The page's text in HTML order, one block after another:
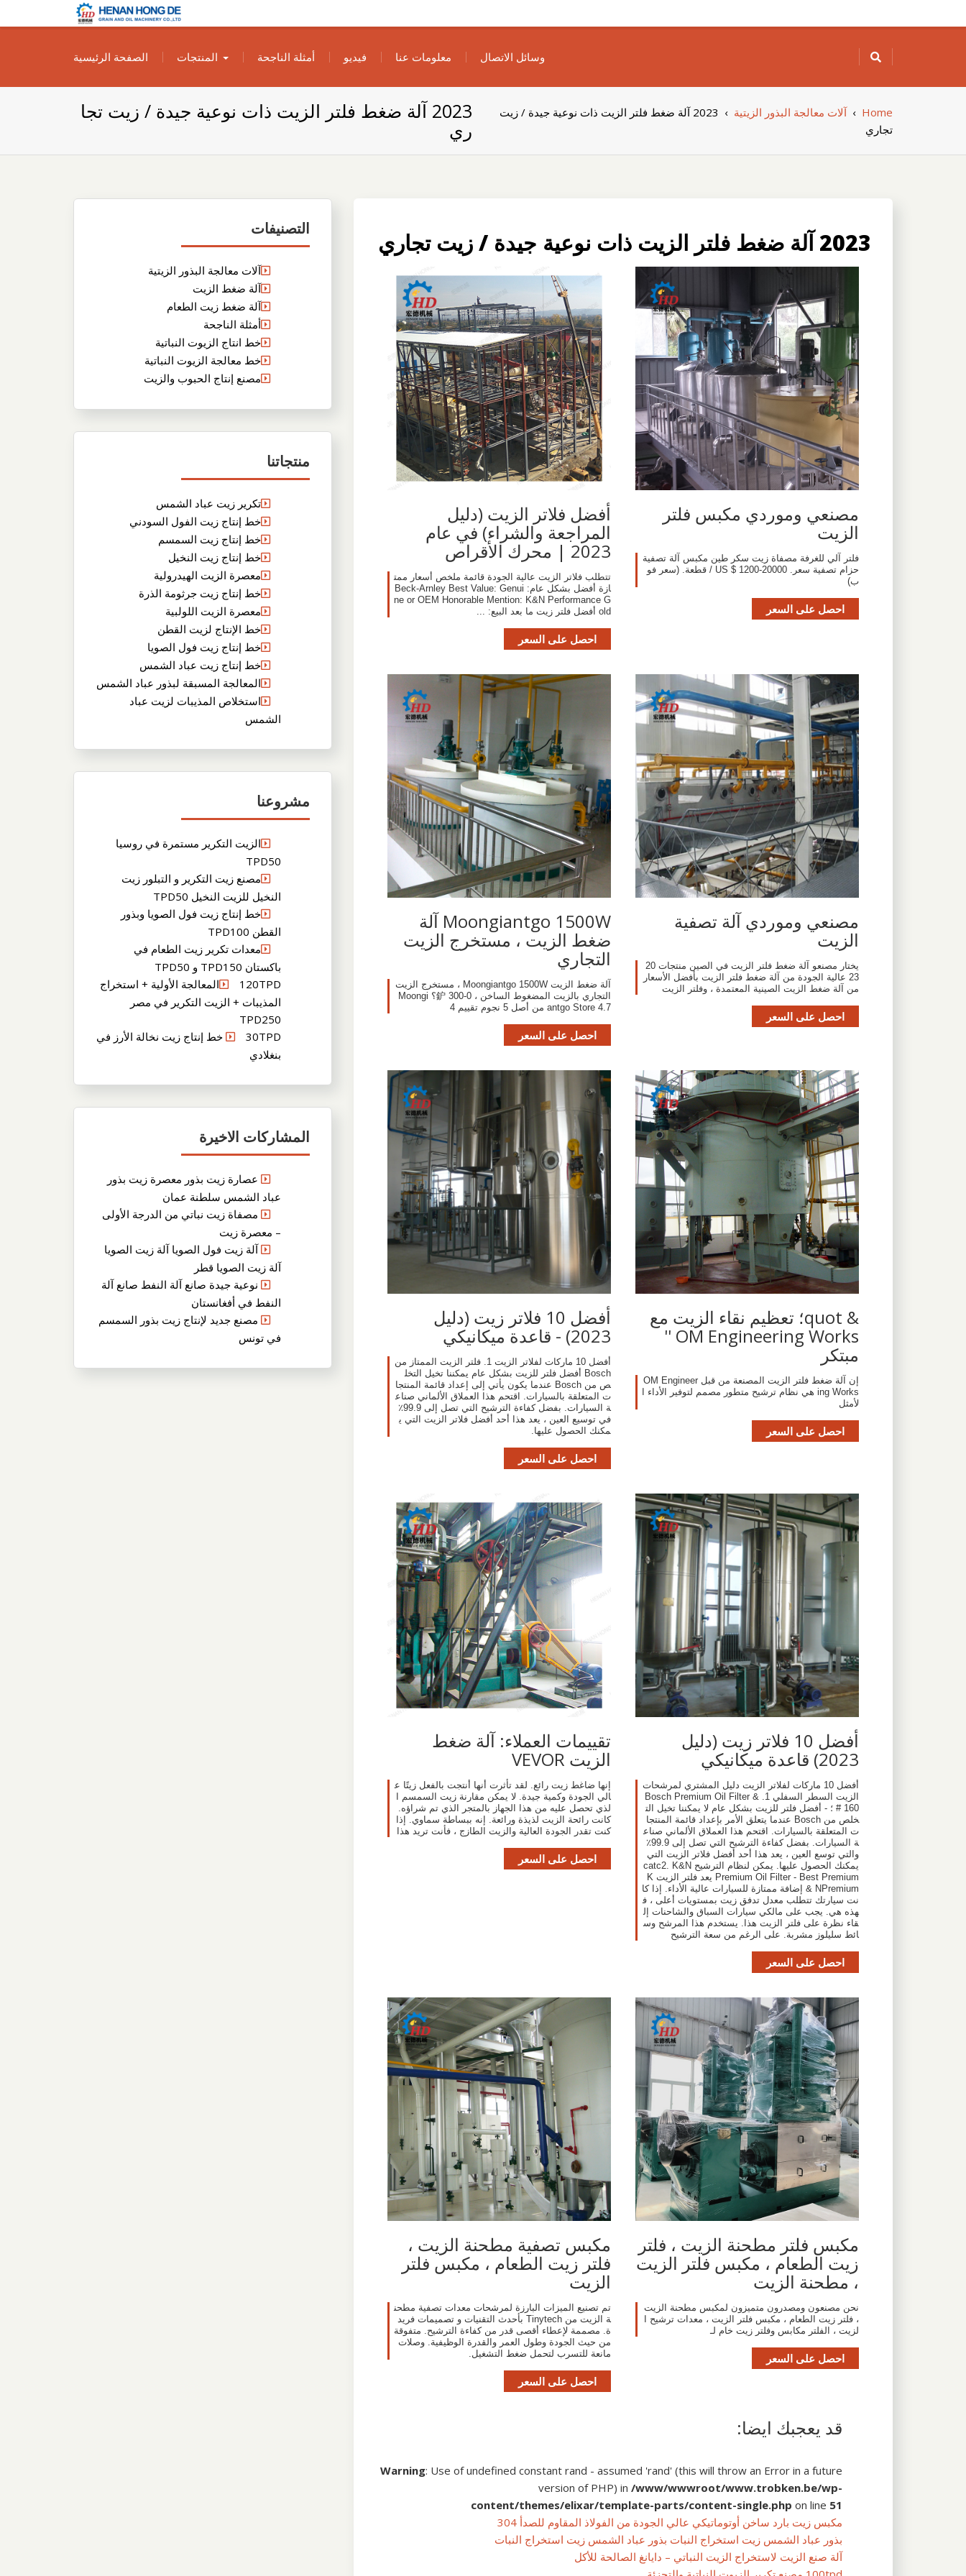
to
الزيوت النباتية
الخاص بك
الصفحة الرئيسية
المنتجات أمثلة الناجحة فيديو معلومات عنا وسائل الاتصال
2023 آلة ضغط فلتر الزيت ذات نوعية جيدة / زيت تجا
ري
Home
›آلات معالجة البذور الزيتية ›
2023 آلة ضغط فلتر الزيت ذات نوعية جيدة / زيت
تجاري
التصنيفات
آلات معالجة البذور الزيتية
آلة ضغط الزيت
آلة ضغط زيت الطعام
أمثلة الناجحة
خط انتاج الزيوت النباتية
خط معالجة الزيوت النباتية
مصنع إنتاج الحبوب والزيت
منتجاتنا
تكرير زيت عباد الشمس
خط إنتاج زيت الفول السودني
خط إنتاج زيت السمسم
خط إنتاج زيت النخيل
معصرة الزيت الهيدرولية
خط إنتاج زيت جرثومة الذرة
معصرة الزيت اللولبية
خط الإنتاج لزيت القطن
خط إنتاج زيت فول الصويا
خط إنتاج زيت عباد الشمس
المعالجة المسبقة لبذور عباد الشمس
استخلاص المذيبات لزيت عباد
الشمس
مشروعنا
الزيت التكرير مستمرة في روسيا
TPD50
مصنع زيت التكرير و التبلور زيت
النخيل للزيت النخيل TPD50
خط إنتاج زيت فول الصويا وبذور
القطن TPD100
معدات تكرير زيت الطعام في
باكستان TPD150 و TPD50
120TPDالمعالجة الأولية + استخراج
المذيبات + الزيت التكرير في مصر
TPD250
30TPD خط إنتاج زيت نخالة الأرز في
بنغلادي
المشاركات الاخيرة
عصارة زيت بذور معصرة زيت بذور
عباد الشمس سلطنة عمان
مصفاة زيت نباتي من الدرجة الأولى
– معصرة زيت
آلة زيت فول الصويا آلة زيت الصويا
آلة زيت الصويا قطر
نوعية جيدة صانع آلة النفط صانع آلة
النفط في أفغانستان
مصنع جديد لإنتاج زيت بذور السمسم
في تونس
2023 آلة ضغط فلتر الزيت ذات نوعية جيدة / زيت تجاري
مصنعي وموردي مكبس فلتر
الزيت
فلتر آلي للغرفة مصفاة زيت سكر طين مكبس آلة تصفية
حزام تصفية سعر. US $ 1200-20000 / قطعة. (سعر فو
ب)
احصل على السعر
أفضل فلاتر الزيت (دليل
المراجعة والشراء) في عام
2023 | محرك الأقراص
تتطلب فلاتر الزيت عالية الجودة قائمة ملخص أسعار ممت
ازة أفضل بشكل عام: Beck-Arnley Best Value: Genui
ne or OEM Honorable Mention: K&N Performance G
old أفضل فلتر زيت ما بعد البيع: ...
احصل على السعر
مصنعي وموردي آلة تصفية
الزيت
يختار مصنعو آلة ضغط فلتر الزيت في الصين منتجات 20
23 عالية الجودة من آلة ضغط فلتر الزيت بأفضل الأسعار
من آلة ضغط الزيت الصينية المعتمدة ، وفلتر الزيت
احصل على السعر
Moongiantgo 1500W آلة
ضغط الزيت ، مستخرج الزيت
التجاري
آلة ضغط الزيت Moongiantgo 1500W ، مستخرج الزيت
التجاري بالزيت المضغوط الساخن ، 0-300 鈩؟ Moongi
antgo Store 4.7 من أصل 5 نجوم تقييم 4
احصل على السعر
& quot؛ تعظيم نقاء الزيت مع
OM Engineering Works ''
مبتكر
إن آلة ضغط فلتر الزيت المصنعة من قبل OM Engineer
ing Works هي نظام ترشيح متطور مصمم لتوفير الأداء ا
لأمثل
احصل على السعر
أفضل 10 فلاتر زيت (دليل
2023) - قاعدة ميكانيكي
أفضل 10 ماركات لفلاتر الزيت 1. فلتر الزيت الممتاز من
Bosch أفضل فلتر للزيت بشكل عام يمكننا تخيل التخل
ص من Bosch عندما يكون يأتي إلى إعداد قائمة المنتجا
ت المتعلقة بالسيارات. اقتحم هذا العملاق الألماني صناع
ة السيارات. بفضل كفاءة الترشيح التي تصل إلى 99.9٪
في توسيع العين ، يعد هذا أحد أفضل فلاتر الزيت التي ي
مكنك الحصول عليها.
احصل على السعر
أفضل 10 فلاتر زيت (دليل
2023) قاعدة ميكانيكي
أفضل 10 ماركات لفلاتر الزيت دليل المشتري لمرشحات
الزيت السطر السفلي 1. Bosch Premium Oil Filter &
# 160 ؛ - أفضل فلتر للزيت بشكل عام لا يمكننا تخيل الت
خلص من Bosch عندما يتعلق الأمر بإعداد قائمة المنتجا
ت المتعلقة بالسيارات. اقتحم هذا العملاق الألماني صناع
ة السيارات. بفضل كفاءة الترشيح التي تصل إلى 99.9٪
والتي توسع العين ، يعد هذا أحد أفضل فلاتر الزيت التي
يمكنك الحصول عليها. يمكن لنظام الترشيح catc2. K&N
Premium Oil Filter - Best Premium يعد فلتر الزيت K
& NPremium إضافة ممتازة للسيارات عالية الأداء. إذا كا
نت سيارتك تتطلب معدل تدفق زيت بمستويات أعلى ، ف
هذه هي. يجب على مالكي سيارات السباق والشاحنات إل
قاء نظرة على فلتر الزيت هذا. يستخدم هذا المرشح وس
ائط سليلوز مشربة. على الرغم من سعة الترشيح
احصل على السعر
تقييمات العملاء: آلة ضغط
الزيت VEVOR
إنها ضاغط زيت رائع. لقد تأثرت أنها أنتجت بالفعل زيتًا ع
الي الجودة وكمية جيدة. لا يمكن مقارنة زيت السمسم ا
لذي تحصل عليه من هذا الجهاز بالمتجر الذي تم شراؤه.
كانت رائحة الزيت لذيذة ورائعة. إنه ببساطة سماوي. إذا
كنت تقدر الجودة العالية والزيت الطازج ، فأنت تريد هذا
احصل على السعر
مكبس فلتر مطحنة الزيت ، فلتر
زيت الطعام ، مكبس فلتر الزيت
، مطحنة الزيت
نحن مصنعون ومصدرون متميزون لمكبس مطحنة الزيت
، فلتر زيت الطعام ، مكبس فلتر الزيت ، معدات ترشيح ا
لزيت ، الفلتر مكابس وفلتر زيت خام لـ
احصل على السعر
مكبس تصفية مطحنة الزيت ،
فلتر زيت الطعام ، مكبس فلتر
الزيت
تم تصنيع الميزات البارزة لمرشحات معدات تصفية مطحن
ة الزيت من Tinytech بأحدث التقنيات و تصميمات فريد
ة. مصممة لإعطاء أقصى قدر من كفاءة الترشيح. متفوقة
من حيث الجودة وطول العمر والقدرة الوظيفية. وصلات
مانعة للتسرب لتحمل ضغط التشغيل.
احصل على السعر
قد يعجبك ايضا:
Warning: Use of undefined constant rand - assumed 'rand' (this will throw an Error in a future
version of PHP) in /www/wwwroot/www.trobken.be/wp-
content/themes/elixar/template-parts/content-single.php on line 51
مكبس زيت بارد ساخن أوتوماتيكي عالي الجودة من الفولاذ المقاوم للصدأ 304
بذور عباد الشمس زيت استخراج النبات بذور عباد الشمس زيت استخراج النبات
آلة صنع الزيت لاستخراج الزيت النباتي – دايانغ الصالحة للأكل